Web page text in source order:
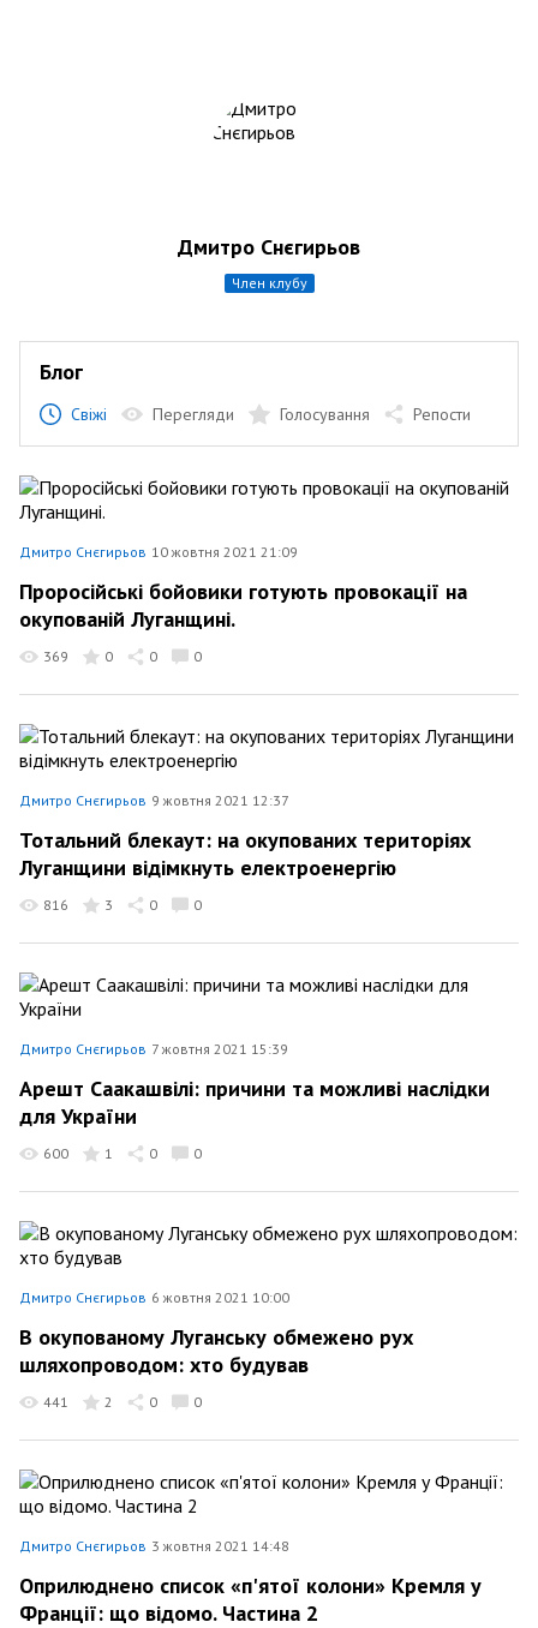
Дмитро Снєгирьов
член клубу
Блог
Свіжі Перегляди Голосування Репости
Дмитро Снєгирьов 10 жовтня 2021 21:09
Проросійські бойовики готують провокації на
окупованій Луганщині.
369 0 0 0
Дмитро Снєгирьов 9 жовтня 2021 12:37
Тотальний блекаут: на окупованих територіях
Луганщини відімкнуть електроенергію
816 3 0 0
Дмитро Снєгирьов 7 жовтня 2021 15:39
Арешт Саакашвілі: причини та можливі наслідки
для України
600 1 0 0
Дмитро Снєгирьов 6 жовтня 2021 10:00
В окупованому Луганську обмежено рух
шляхопроводом: хто будував
441 2 0 0
Дмитро Снєгирьов 3 жовтня 2021 14:48
Оприлюднено список «п'ятої колони» Кремля у
Франції: що відомо. Частина 2